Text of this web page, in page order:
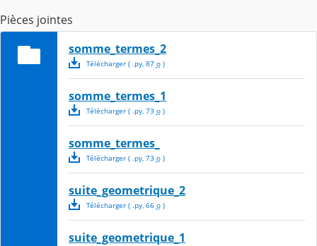
Pièces jointes
somme_termes_2
Télécharger( .py, 87 o)
somme_termes_1
Télécharger( .py, 73 o)
somme_termes_
Télécharger( .py, 73 o)
suite_geometrique_2
Télécharger( .py, 66 o)
suite_geometrique_1